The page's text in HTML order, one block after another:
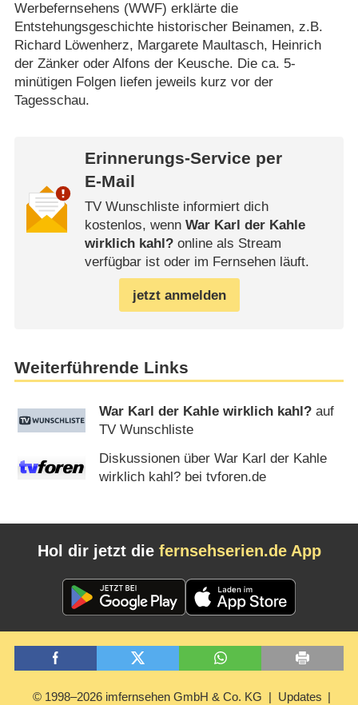
Werbefernsehens (WWF) erklärte die
Entstehungsgeschichte historischer Beinamen, z.B.
Richard Löwenherz, Margarete Maultasch, Heinrich
der Zänker oder Alfons der Keusche. Die ca. 5-
minütigen Folgen liefen jeweils kurz vor der
Tagesschau.
Erinnerungs-Service per
E-Mail
TV Wunschliste informiert dich
kostenlos, wenn War Karl der Kahle
wirklich kahl?online als Stream
verfügbar ist oder im Fernsehen läuft.
jetzt anmelden
Weiterführende Links
War Karl der Kahle wirklich kahl? auf
TV Wunschliste
Diskussionen über War Karl der Kahle
wirklich kahl? bei tvforen.de
Hol dir jetzt die fernsehserien.de App
© 1998–2026 imfernsehen GmbH & Co. KG Updates